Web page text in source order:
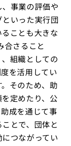
事業の評価や
いった実行団
ことも大きな
合さること
組織としての
を活用してい
そのため、助
定めたり、公
成を通じて事
とで、団体と
つながってい